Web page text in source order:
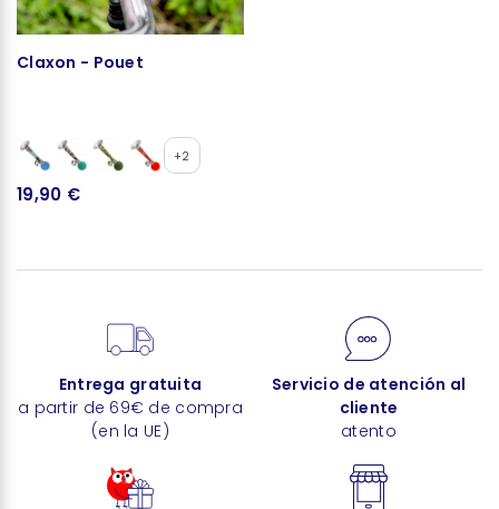
Claxon - Pouet
+2
19,90 €
Entrega gratuita
a partir de 69€ de compra
(en la UE)
Servicio de atención al
cliente
atento